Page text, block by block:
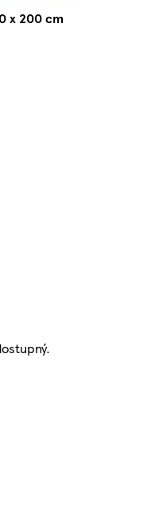
x 200 cm